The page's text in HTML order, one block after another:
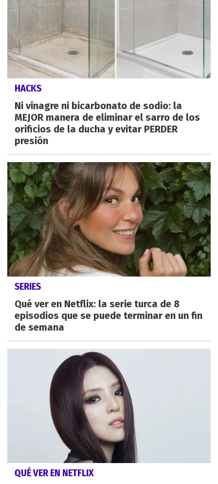
HACKS
Ni vinagre ni bicarbonato de sodio: la
MEJOR manera de eliminar el sarro de los
orificios de la ducha y evitar PERDER
presión
SERIES
Qué ver en Netflix: la serie turca de 8
episodios que se puede terminar en un fin
de semana
QUÉ VER EN NETFLIX